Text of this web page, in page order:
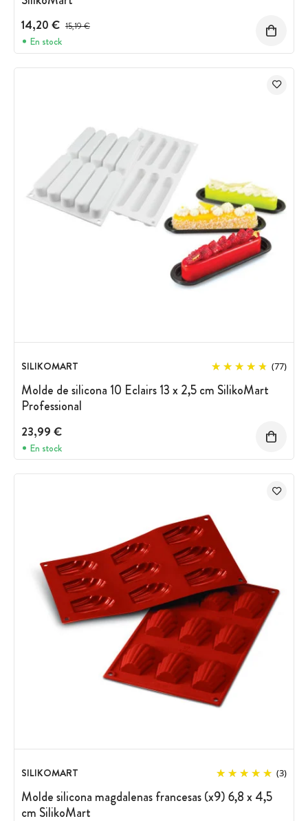
14,20 € Precio antes del descuento
15,19 €
En stock
SILIKOMART (77)
Molde de silicona 10 Eclairs 13 x 2,5 cm SilikoMart
Professional
23,99 €
En stock
SILIKOMART (3)
Molde silicona magdalenas francesas (x9) 6,8 x 4,5
cm SilikoMart